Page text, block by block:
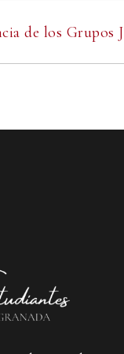
de los Grupos